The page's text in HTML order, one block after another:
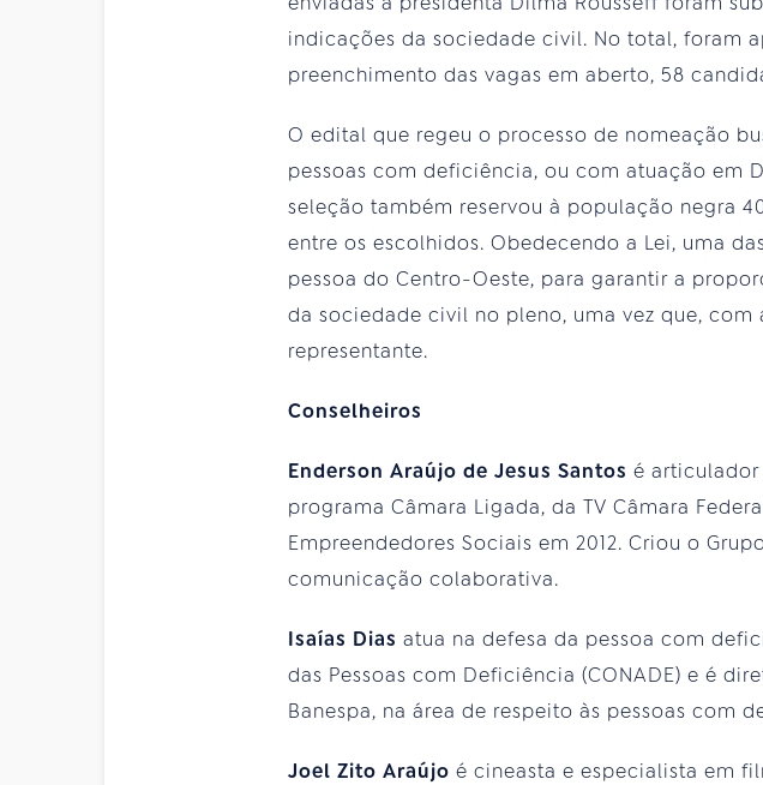
indicações da sociedade civil. No total, foram
preenchimento das vagas em aberto, 58
O edital que regeu o processo de nomeação
pessoas com deficiência, ou com atuação em
seleção também reservou à população negra
entre os escolhidos. Obedecendo a Lei, uma
pessoa do Centro-Oeste, para garantir a
da sociedade civil no pleno, uma vez que,
representante.
Conselheiros
Enderson Araújo de Jesus Santos é
programa Câmara Ligada, da TV Câmara
Empreendedores Sociais em 2012. Criou o
comunicação colaborativa.
Isaías Dias atua na defesa da pessoa com
das Pessoas com Deficiência (CONADE) e é
Banespa, na área de respeito às pessoas com
Joel Zito Araújo é cineasta e especialista em